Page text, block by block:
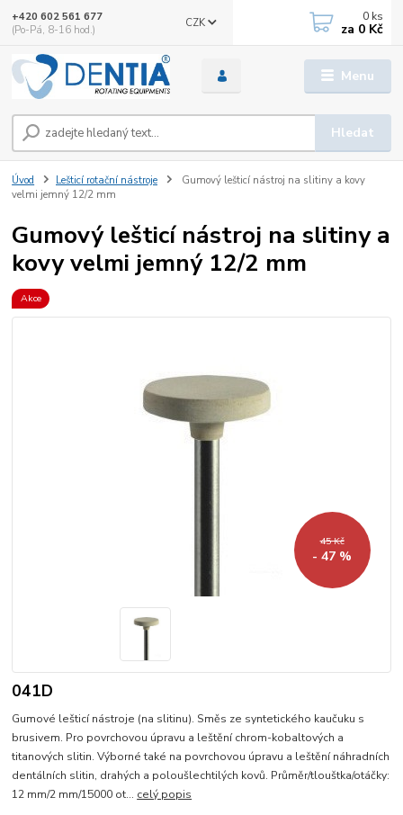
Menu
CZK
Hledat
+420 602 561 677
(Po-Pá, 8-16 hod.)
0 ks
za 0 Kč
Úvod Lešticí rotační nástroje
Gumový lešticí nástroj na slitiny a kovy
velmi jemný 12/2 mm
Gumový lešticí nástroj na slitiny a
kovy velmi jemný 12/2 mm
Akce
45 Kč
- 47 %
041D
Gumové lešticí nástroje (na slitinu). Směs ze syntetického kaučuku s
brusivem. Pro povrchovou úpravu a leštění chrom-kobaltových a
titanových slitin. Výborné také na povrchovou úpravu a leštění náhradních
dentálních slitin, drahých a poloušlechtilých kovů. Průměr/tlouštka/otáčky:
12 mm/2 mm/15000 ot... celý popis